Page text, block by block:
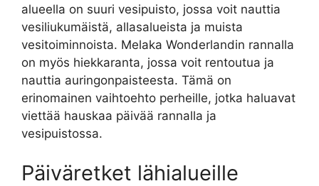
alueella on suuri vesipuisto, jossa voit nauttia
vesiliukumäistä, allasalueista ja muista
vesitoiminnoista. Melaka Wonderlandin rannalla
on myös hiekkaranta, jossa voit rentoutua ja
nauttia auringonpaisteesta. Tämä on
erinomainen vaihtoehto perheille, jotka haluavat
viettää hauskaa päivää rannalla ja
vesipuistossa.
Päiväretket lähialueille